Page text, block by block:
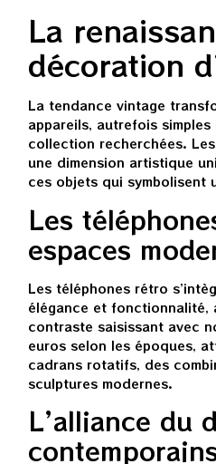
La
décoration
La tendance vintage
appareils, autrefois
collection recherchées.
une dimension artistique
ces objets qui symbolisent
Les
espaces
Les téléphones rétro
élégance et fonctionnalité,
contraste saisissant avec
euros selon les époques,
cadrans rotatifs, des
sculptures modernes.
L’alliance du